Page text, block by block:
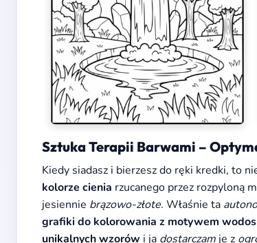
Sztuka Terapii Barwami –
Kiedy siadasz i bierzesz do ręki kredki, to
kolorze cienia rzucanego przez rozpyloną
jesiennie brązowo-złote. Właśnie ta
grafiki do kolorowania z motywem
unikalnych wzorów i ja dostarczam je z